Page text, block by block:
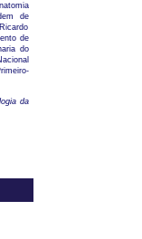
de
de
do
da